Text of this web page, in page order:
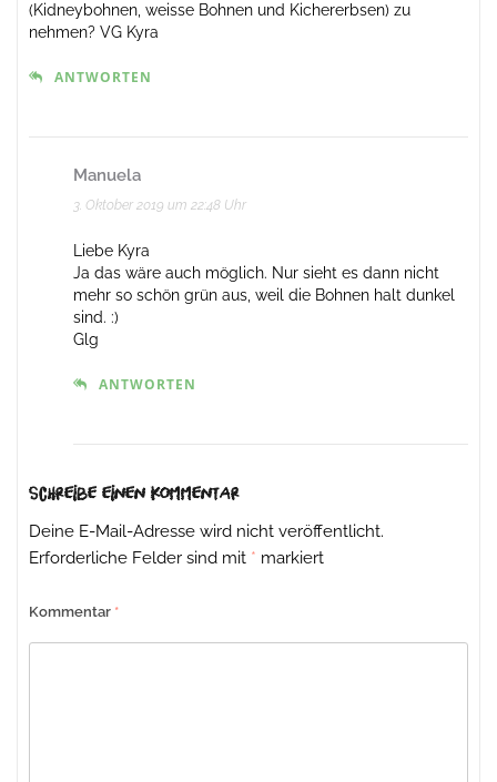
(Kidneybohnen, weisse Bohnen und Kichererbsen) zu
nehmen? VG Kyra
ANTWORTEN
Manuela
3. Oktober 2019 um 22:48 Uhr
Liebe Kyra
Ja das wäre auch möglich. Nur sieht es dann nicht
mehr so schön grün aus, weil die Bohnen halt dunkel
sind. :)
Glg
ANTWORTEN
Schreibe einen Kommentar
Deine E-Mail-Adresse wird nicht veröffentlicht.
Erforderliche Felder sind mit * markiert
Kommentar *